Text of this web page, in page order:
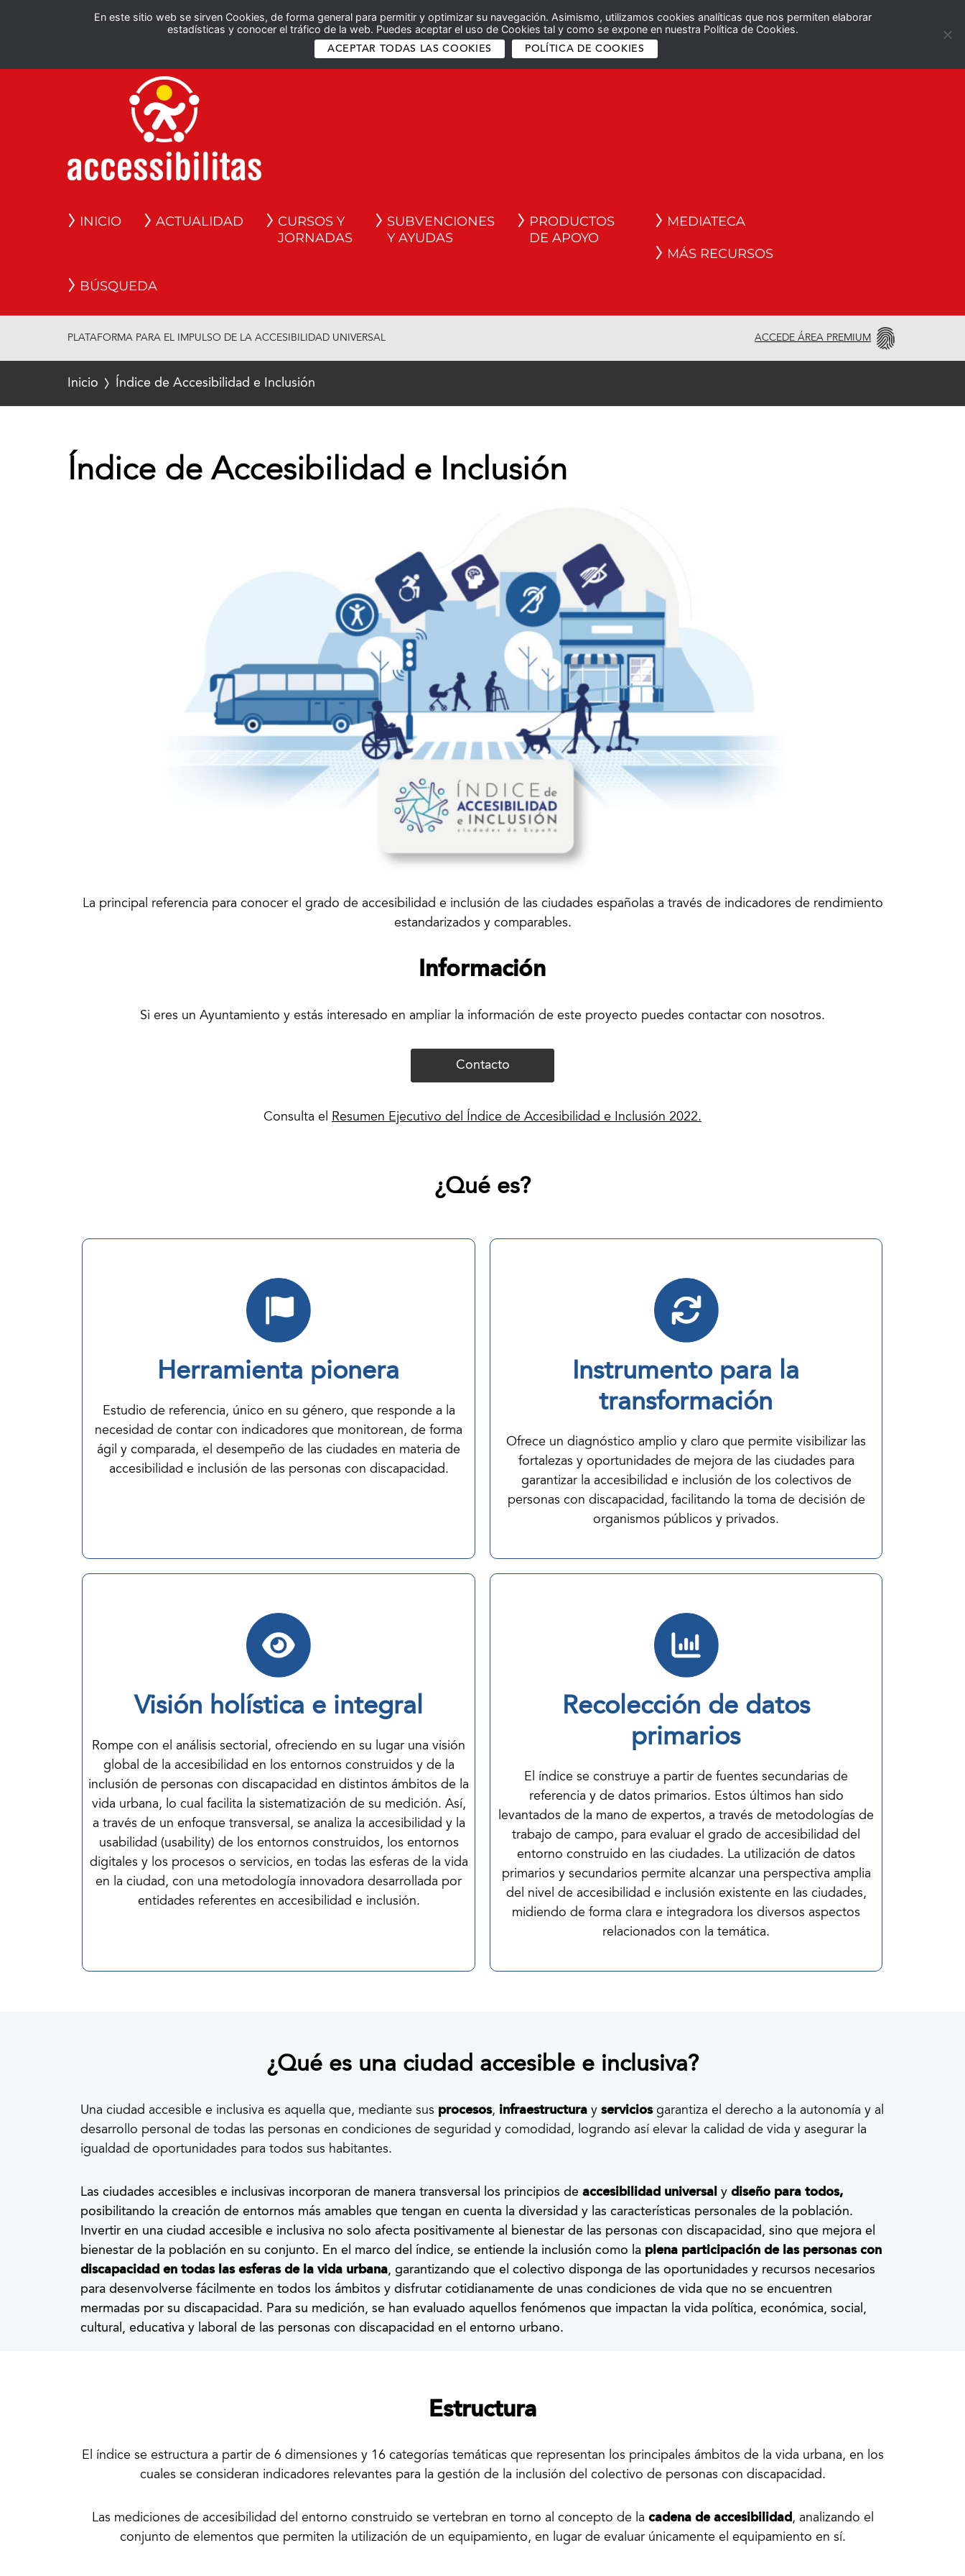
En este sitio web se sirven Cookies, de forma general para permitir y optimizar su navegación. Asimismo, utilizamos cookies analíticas que nos permiten elaborar
estadísticas y conocer el tráfico de la web. Puedes aceptar el uso de Cookies tal y como se expone en nuestra Política de Cookies.
ACEPTAR TODAS LAS COOKIES POLÍTICA DE COOKIES
Español English
INICIO ACTUALIDAD
CURSOS Y
JORNADAS
SUBVENCIONES
Y AYUDAS
PRODUCTOS
DE APOYO
MEDIATECA
MÁS RECURSOS
BÚSQUEDA
PLATAFORMA PARA EL IMPULSO DE LA ACCESIBILIDAD UNIVERSAL ACCEDE ÁREA PREMIUM
Inicio Índice de Accesibilidad e Inclusión
Índice de Accesibilidad e Inclusión
La principal referencia para conocer el grado de accesibilidad e inclusión de las ciudades españolas a través de indicadores de rendimiento
estandarizados y comparables.
Información
Si eres un Ayuntamiento y estás interesado en ampliar la información de este proyecto puedes contactar con nosotros.
Contacto
Consulta el Resumen Ejecutivo del Índice de Accesibilidad e Inclusión 2022.
¿Qué es?
Herramienta pionera
Estudio de referencia, único en su género, que responde a la
necesidad de contar con indicadores que monitorean, de forma
ágil y comparada, el desempeño de las ciudades en materia de
accesibilidad e inclusión de las personas con discapacidad.
Instrumento para la
transformación
Ofrece un diagnóstico amplio y claro que permite visibilizar las
fortalezas y oportunidades de mejora de las ciudades para
garantizar la accesibilidad e inclusión de los colectivos de
personas con discapacidad, facilitando la toma de decisión de
organismos públicos y privados.
Visión holística e integral
Rompe con el análisis sectorial, ofreciendo en su lugar una visión
global de la accesibilidad en los entornos construidos y de la
inclusión de personas con discapacidad en distintos ámbitos de la
vida urbana, lo cual facilita la sistematización de su medición. Así,
a través de un enfoque transversal, se analiza la accesibilidad y la
usabilidad (usability) de los entornos construidos, los entornos
digitales y los procesos o servicios, en todas las esferas de la vida
en la ciudad, con una metodología innovadora desarrollada por
entidades referentes en accesibilidad e inclusión.
Recolección de datos
primarios
El índice se construye a partir de fuentes secundarias de
referencia y de datos primarios. Estos últimos han sido
levantados de la mano de expertos, a través de metodologías de
trabajo de campo, para evaluar el grado de accesibilidad del
entorno construido en las ciudades. La utilización de datos
primarios y secundarios permite alcanzar una perspectiva amplia
del nivel de accesibilidad e inclusión existente en las ciudades,
midiendo de forma clara e integradora los diversos aspectos
relacionados con la temática.
¿Qué es una ciudad accesible e inclusiva?
Una ciudad accesible e inclusiva es aquella que, mediante sus procesos, infraestructurayserviciosgarantiza el derecho a la autonomía y al
desarrollo personal de todas las personas en condiciones de seguridad y comodidad, logrando así elevar la calidad de vida y asegurar la
igualdad de oportunidades para todos sus habitantes.
Las ciudades accesibles e inclusivas incorporan de manera transversal los principios deaccesibilidad universal ydiseño para todos,
posibilitando la creación de entornos más amables que tengan en cuenta la diversidad y las características personales de la población.
Invertir en una ciudad accesible e inclusiva no solo afecta positivamente al bienestar de las personas con discapacidad, sino que mejora el
bienestar de la población en su conjunto. En el marco del índice, se entiende la inclusión como la plena participación de las personas con
discapacidad en todas las esferas de la vida urbana, garantizando que el colectivo disponga de las oportunidades y recursos necesarios
para desenvolverse fácilmente en todos los ámbitos y disfrutar cotidianamente de unas condiciones de vida que no se encuentren
mermadas por su discapacidad. Para su medición, se han evaluado aquellos fenómenos que impactan la vida política, económica, social,
cultural, educativa y laboral de las personas con discapacidad en el entorno urbano.
Estructura
El índice se estructura a partir de 6 dimensiones y 16 categorías temáticas que representan los principales ámbitos de la vida urbana, en los
cuales se consideran indicadores relevantes para la gestión de la inclusión del colectivo de personas con discapacidad.
Las mediciones de accesibilidad del entorno construido se vertebran en torno al concepto de la cadena de accesibilidad, analizando el
conjunto de elementos que permiten la utilización de un equipamiento, en lugar de evaluar únicamente el equipamiento en sí.